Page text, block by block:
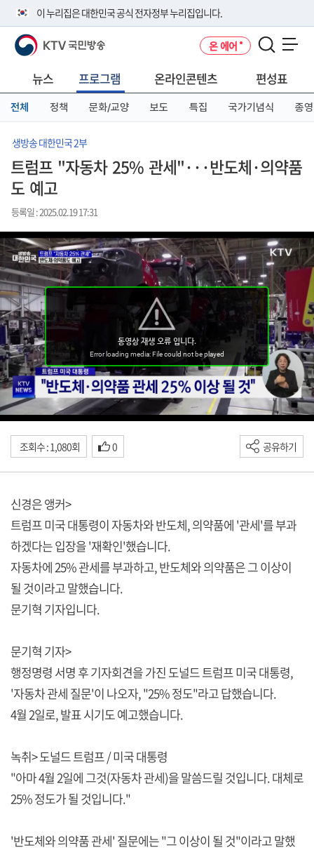
이 누리집은 대한민국 공식 전자정부 누리집입니다.
공식 누리집 주소 확인하기
니다.
이밖에 or.kr 또는 .kr등 다른 도메인 주소를 사용하고 있다면 아래 URL에
서 도메인 주소를 확인해 보세요
KTV 국민방송 온 에어
뉴스 프로그램 온라인콘텐츠 편성표
전체 정책 문화/교양 보도 특집 국가기념식 종영
생방송 대한민국 2부
트럼프 "자동차 25% 관세"···반도체·의약품
도 예고
등록일 : 2025.02.19 17:31
조회수 : 1,080회 0 공유하기
신경은 앵커>
트럼프 미국 대통령이 자동차와 반도체, 의약품에 '관세'를 부과
하겠다는 입장을 '재확인'했습니다.
자동차에 25% 관세를 부과하고, 반도체와 의약품은 그 이상이
될 것이라고 말했습니다.
문기혁 기자입니다.
문기혁 기자>
행정명령 서명 후 기자회견을 가진 도널드 트럼프 미국 대통령,
'자동차 관세 질문'이 나오자, "25% 정도"라고 답했습니다.
4월 2일로, 발표 시기도 예고했습니다.
녹취> 도널드 트럼프 / 미국 대통령
"아마 4월 2일에 그것(자동차 관세)을 말씀드릴 것입니다. 대체로
25% 정도가 될 것입니다."
'반도체와 의약품 관세' 질문에는 "그 이상이 될 것"이라고 말했